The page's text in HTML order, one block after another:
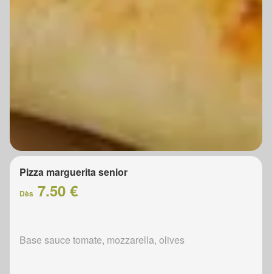
Pizza marguerita senior
Dès 7.50 €
Base sauce tomate, mozzarella, olives